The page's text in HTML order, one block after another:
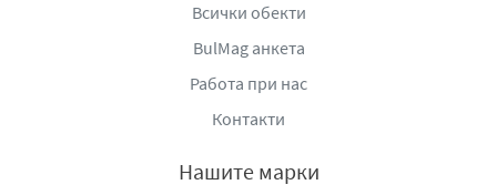
Всички обекти
BulMag анкета
Работа при нас
Контакти
Нашите марки